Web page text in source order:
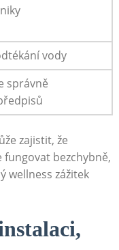
vody
správně
zajistit, že
bezchybně,
wellness zážitek